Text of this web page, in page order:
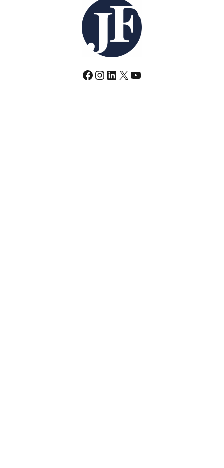
Facebook
Instagram
LinkedIn
X YouTube